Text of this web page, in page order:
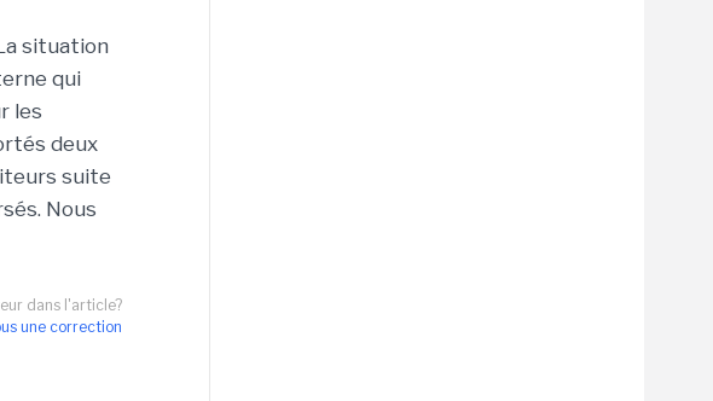
situation
qui
les
deux
suite
Nous
dans l'article?
une correction